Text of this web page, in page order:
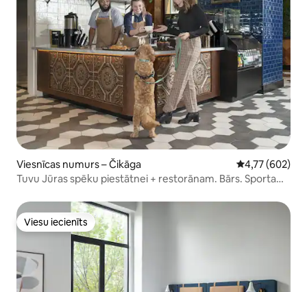
Viesnīcas numurs – Čikāga Vidējais
4,77 (602)
Tuvu Jūras spēku piestātnei + restorānam. Bārs. Sporta
Viesu iecienīts
Viesu iecienīts